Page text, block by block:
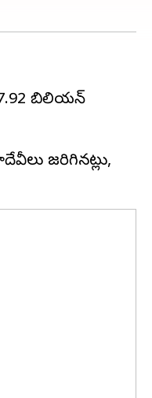
బిలియన్
జరిగినట్లు,